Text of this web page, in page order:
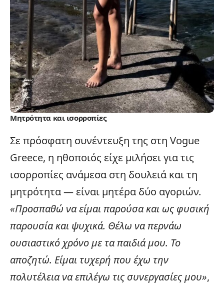
Μητρότητα και ισορροπίες
Σε πρόσφατη συνέντευξη της στη Vogue
Greece, η ηθοποιός είχε μιλήσει για τις
ισορροπίες ανάμεσα στη δουλειά και τη
μητρότητα — είναι μητέρα δύο αγοριών.
«Προσπαθώ να είμαι παρούσα και ως φυσική
παρουσία και ψυχικά. Θέλω να περνάω
ουσιαστικό χρόνο με τα παιδιά μου. Το
αποζητώ. Είμαι τυχερή που έχω την
πολυτέλεια να επιλέγω τις συνεργασίες μου»,